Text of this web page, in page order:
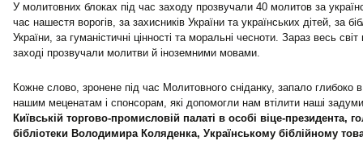
У молитовних блоках під час заходу прозвучали 40 молитов за
час нашестя ворогів, за захисників України та українських дітей, за
України, за гуманістичні цінності та моральні чесноти. Зараз весь
заході прозвучали молитви й іноземними мовами.
Кожне слово, зронене під час Молитовного сніданку, запало
нашим меценатам і спонсорам, які допомогли нам втілити наші
Київській торгово-промисловій палаті в особі віце-президента,
бібліотеки Володимира Коляденка, Українському біблійному